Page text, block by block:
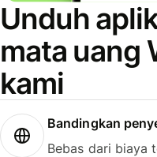
Unduh
mata uang
kami
Bandingkan
Bebas dari biaya